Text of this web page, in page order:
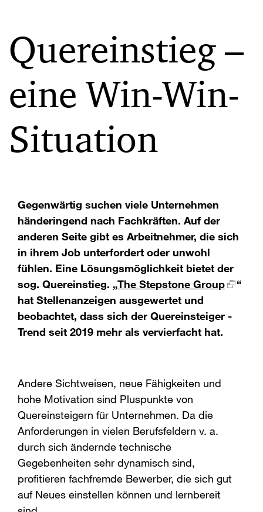
Quereinstieg –
eine Win-Win-
Situation
Gegenwärtig suchen viele Unternehmen
händeringend nach Fachkräften. Auf der
anderen Seite gibt es Arbeitnehmer, die sich
in ihrem Job unterfordert oder unwohl
fühlen. Eine Lösungsmöglichkeit bietet der
sog. Quereinstieg. „The Stepstone Group
“
hat Stellenanzeigen ausgewertet und
beobachtet, dass sich der Quereinsteiger -
Trend seit 2019 mehr als vervierfacht hat.
Andere Sichtweisen, neue Fähigkeiten und
hohe Motivation sind Pluspunkte von
Quereinsteigern für Unternehmen. Da die
Anforderungen in vielen Berufsfeldern v. a.
durch sich ändernde technische
Gegebenheiten sehr dynamisch sind,
profitieren fachfremde Bewerber, die sich gut
auf Neues einstellen können und lernbereit